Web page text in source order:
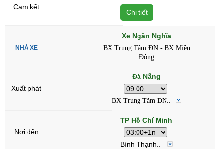
Chi tiết
Xe Ngân Nghĩa
BX Trung Tâm ĐN - BX Miền
Đông
Đà Nẵng
BX Trung Tâm ĐN..
TP Hồ Chí Minh
Bình Thạnh..